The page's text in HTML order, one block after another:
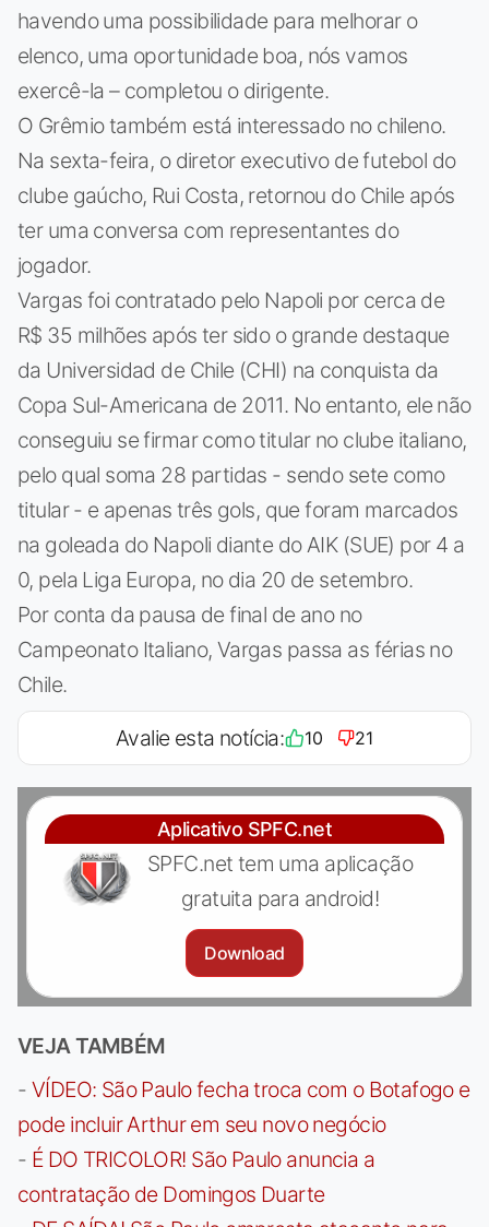
havendo uma possibilidade para melhorar o
elenco, uma oportunidade boa, nós vamos
exercê-la – completou o dirigente.
O Grêmio também está interessado no chileno.
Na sexta-feira, o diretor executivo de futebol do
clube gaúcho, Rui Costa, retornou do Chile após
ter uma conversa com representantes do
jogador.
Vargas foi contratado pelo Napoli por cerca de
R$ 35 milhões após ter sido o grande destaque
da Universidad de Chile (CHI) na conquista da
Copa Sul-Americana de 2011. No entanto, ele não
conseguiu se firmar como titular no clube italiano,
pelo qual soma 28 partidas - sendo sete como
titular - e apenas três gols, que foram marcados
na goleada do Napoli diante do AIK (SUE) por 4 a
0, pela Liga Europa, no dia 20 de setembro.
Por conta da pausa de final de ano no
Campeonato Italiano, Vargas passa as férias no
Chile.
Avalie esta notícia: 10 21
Aplicativo SPFC.net
SPFC.net tem uma aplicação
gratuita para android!
Download
VEJA TAMBÉM
- VÍDEO: São Paulo fecha troca com o Botafogo e
pode incluir Arthur em seu novo negócio
- É DO TRICOLOR! São Paulo anuncia a
contratação de Domingos Duarte